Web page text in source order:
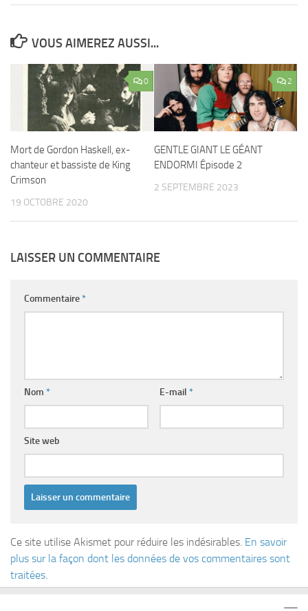
VOUS AIMEREZ AUSSI...
0
Mort de Gordon Haskell, ex-
chanteur et bassiste de King
Crimson
19 OCTOBRE 2020
2
GENTLE GIANT LE GÉANT
ENDORMI Épisode 2
2 SEPTEMBRE 2023
LAISSER UN COMMENTAIRE
Commentaire*
Nom * E-mail *
Site web
Ce site utilise Akismet pour réduire les indésirables. En savoir
plus sur la façon dont les données de vos commentaires sont
traitées.